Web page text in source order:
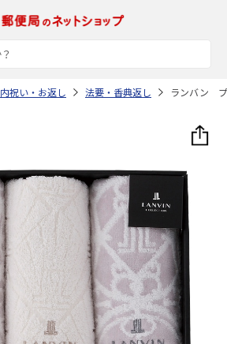
内祝い・お返し 法要・香典返し ランバン プ